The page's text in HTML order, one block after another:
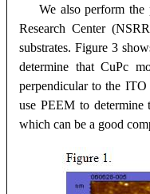
We also perform the
Research Center
substrates. Figure 3
determine that CuPc
perpendicular to the ITO
use PEEM to determine
which can be a good